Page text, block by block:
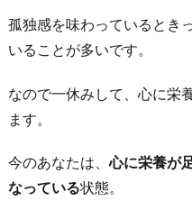
な
笑
顔
ポ
ジ
孤独感を味わっているとき
いることが多いです。
なので一休みして、心に栄
ます。
今のあなたは、心に栄養が
なっている状態。